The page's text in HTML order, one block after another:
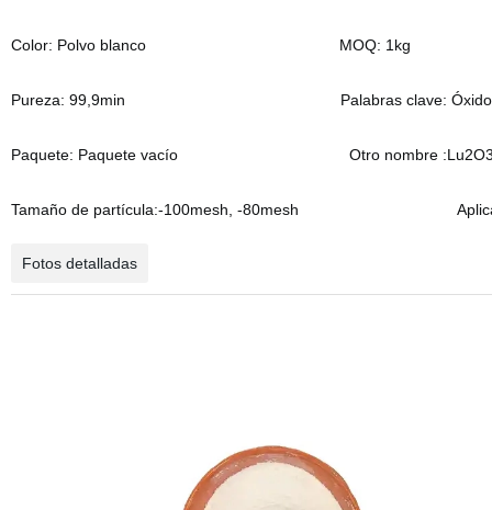
Color: Polvo blanco MOQ: 1kg
Pureza: 99,9min Palabras clave:
Paquete: Paquete vacío Otro nombre
Tamaño de partícula:-100mesh, -80mesh
Fotos detalladas